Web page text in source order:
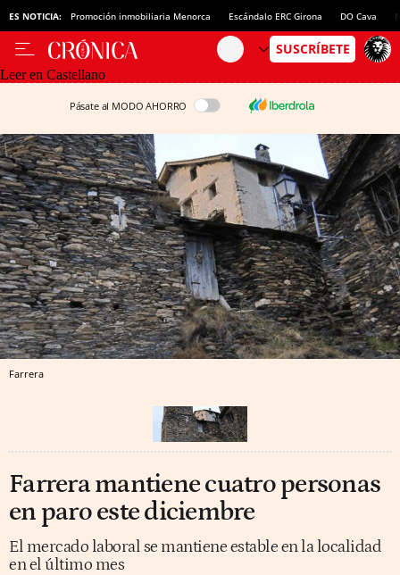
ES NOTICIA: Promoción inmobiliaria Menorca Escándalo ERC Girona DO Cava
Leer en Castellano
Pásate al MODO AHORRO
Farrera
Farrera mantiene cuatro personas
en paro este diciembre
El mercado laboral se mantiene estable en la localidad
en el último mes